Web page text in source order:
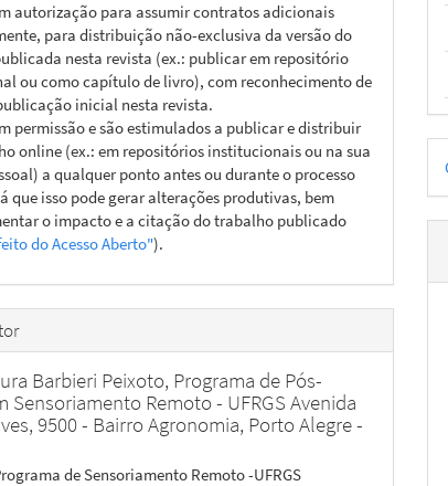
autorização para assumir contratos adicionais
para distribuição não-exclusiva da versão do
nesta revista (ex.: publicar em repositório
ou como capítulo de livro), com reconhecimento de
inicial nesta revista.
permissão e são estimulados a publicar e distribuir
online (ex.: em repositórios institucionais ou na sua
a qualquer ponto antes ou durante o processo
que isso pode gerar alterações produtivas, bem
o impacto e a citação do trabalho publicado
do Acesso Aberto").
Barbieri Peixoto, Programa de Pós-
Sensoriamento Remoto - UFRGS Avenida
9500 - Bairro Agronomia, Porto Alegre -
de Sensoriamento Remoto -UFRGS